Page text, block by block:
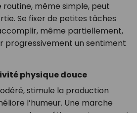
même simple, peut
Se fixer de petites tâches
même partiellement,
progressivement un sentiment
physique douce
stimule la production
l’humeur. Une marche